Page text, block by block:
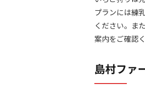
プランには練
ください。ま
案内をご確認
島村ファ